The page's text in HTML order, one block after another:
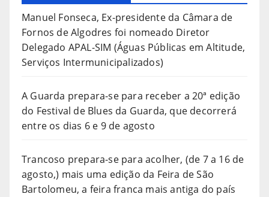
Manuel Fonseca, Ex-presidente da Câmara de
Fornos de Algodres foi nomeado Diretor
Delegado APAL-SIM (Águas Públicas em Altitude,
Serviços Intermunicipalizados)
A Guarda prepara-se para receber a 20ª edição
do Festival de Blues da Guarda, que decorrerá
entre os dias 6 e 9 de agosto
Trancoso prepara-se para acolher, (de 7 a 16 de
agosto,) mais uma edição da Feira de São
Bartolomeu, a feira franca mais antiga do país